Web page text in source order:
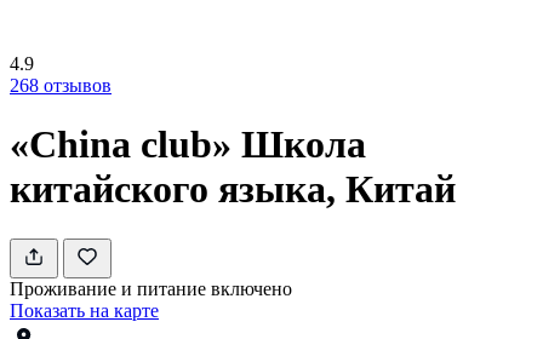
4.9
268 отзывов
«China club» Школа
китайского языка, Китай
Проживание и питание включено
Показать на карте